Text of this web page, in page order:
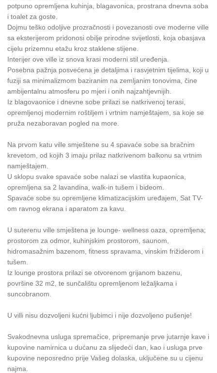
potpuno opremljena kuhinja, blagavonica, prostrana dnevna soba
i toalet za goste.
Dojmu teško odoljive prozračnosti i povezanosti ove moderne ville
sa eksterijerom pridonosi obilje prirodne svijetlosti, koja obasjava
cijelu prizemnu etažu kroz staklene stijene.
Interijer ove ville iz snova krasi moderni stil uređenja.
Posebna pažnja posvećena je detaljima i rasvjetnim tijelima, koji u
fuziji sa minimalizmom baziranim na zemljanim tonovima, čine
ambijentalnu atmosferu po mjeri i onih najzahtjevnijih.
Iz blagovaonice i dnevne sobe prilazi se natkrivenoj terasi,
opremljenoj modernim roštiljem i vrtnim namještajem, sa koje se
pruža nezaboravan pogled na more.
Na prvom katu ville smještene su 4 spavaće sobe sa bračnim
krevetom, od kojih 3 imaju prilaz natkrivenom balkonu sa vrtnim
namještajem.
U sklopu svake spavaće sobe nalazi se vlastita kupaonica,
opremljena sa 2 lavandina, walk-in tušem i bideom.
Spavaće sobe su opremljene klimatizacijskim uređajem, Sat TV-
om ravnog ekrana i aparatom za kavu.
U suterenu ville smještena je lounge- wellness oaza, opremljena;
prostorom za odmor, kuhinjskim prostorom, saunom,
hidromasažnim bazenom, fitness spravama, vinskim frižiderom i
tušem.
Iz lounge prostora prilazi se otvorenom grijanom bazenu,
površine 32 m2, te sunčalištu opremljenom ležaljkama i
suncobranom.
U villi nisu dozvoljeni kućni ljubimci i nije dozvoljeno pušenje!
Svakodnevna usluga spremačice, pripremanje prve jutarnje kave i
kupovine namirnica u dućanu za slijedeći dan, kao i usluga prve
kupovine neposredno prije Vašeg dolaska, uključene su u cijenu
najma.